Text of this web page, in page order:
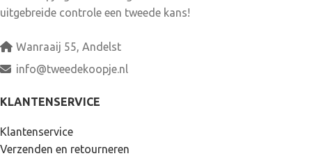
uitgebreide controle een tweede kans!
Wanraaij 55, Andelst
info@tweedekoopje.nl
KLANTENSERVICE
Klantenservice
Verzenden en retourneren